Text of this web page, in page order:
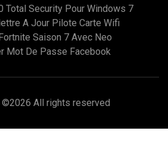
Total Security Pour Windows 7
A Jour Pilote Carte Wifi
Saison 7 Avec Neo
Mot De Passe Facebook
©2026 All rights reserved